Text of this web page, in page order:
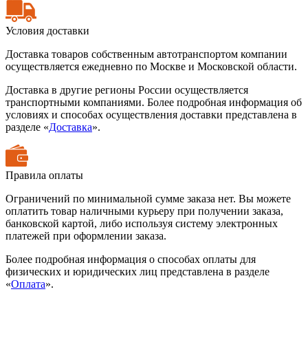
Условия доставки
Доставка товаров собственным автотранспортом компании
осуществляется ежедневно по Москве и Московской области.
Доставка в другие регионы России осуществляется
транспортными компаниями. Более подробная информация об
условиях и способах осуществления доставки представлена в
разделе «Доставка».
Правила оплаты
Ограничений по минимальной сумме заказа нет. Вы можете
оплатить товар наличными курьеру при получении заказа,
банковской картой, либо используя систему электронных
платежей при оформлении заказа.
Более подробная информация о способах оплаты для
физических и юридических лиц представлена в разделе
«Оплата».